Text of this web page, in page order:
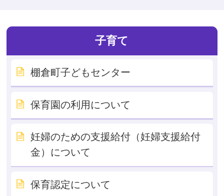
子育て
棚倉町子どもセンター
保育園の利用について
妊婦のための支援給付（妊婦支援給付
金）について
保育認定について